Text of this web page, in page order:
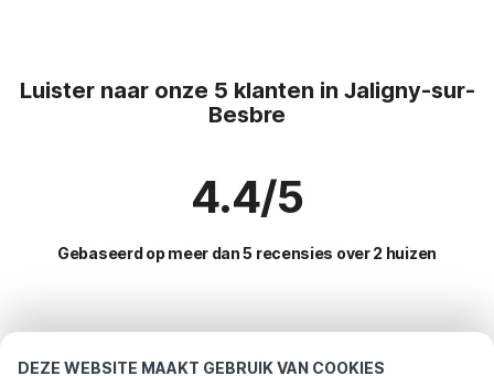
DEZE WEBSITE MAAKT GEBRUIK VAN COOKIES
Luister naar onze 5 klanten in Jaligny-sur-
Besbre
4.4/5
Gebaseerd op meer dan 5 recensies over 2 huizen
vakantie